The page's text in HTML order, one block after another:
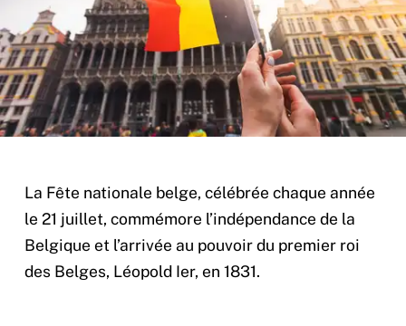
La Fête nationale belge, célébrée chaque année
le 21 juillet, commémore l’indépendance de la
Belgique et l’arrivée au pouvoir du premier roi
des Belges, Léopold Ier, en 1831.